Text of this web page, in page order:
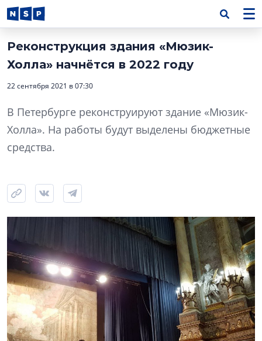
Реконструкция здания «Мюзик-
Холла» начнётся в 2022 году
22 сентября 2021 в 07:30
В Петербурге реконструируют здание «Мюзик-
Холла». На работы будут выделены бюджетные
средства.